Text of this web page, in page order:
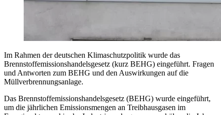
Im Rahmen der deutschen Klimaschutzpolitik wurde das
Brennstoffemissionshandelsgesetz (kurz BEHG) eingeführt. Fragen
und Antworten zum BEHG und den Auswirkungen auf die
Müllverbrennungsanlage.
Das Brennstoffemissionshandelsgesetz (BEHG) wurde eingeführt,
um die jährlichen Emissionsmengen an Treibhausgasen im